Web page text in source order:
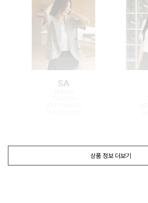
SA
상품 정보 더보기